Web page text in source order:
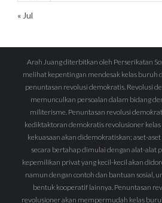
« Jul
Arah Juang diterbitkan oleh Perserikatan
melihat kepentingan mendesak kelas buruh
penuntasan revolusi demokratis. Revolusi
memunculkan persoalan dalam bidang
militerisme. Penuntasan revolusi
kediktaktoran demokratis revolusioner
kekuasaan akan didemokratiskan; aset-
secara bertahap dimulai dengan alat-alat
kepemilikan privat yang kecil-kecil akan
namun dengan contoh dan bantuan sosial,
bentuk kooperatif lainnya. Penuntasan
revolusioner akan mempermudah kelas